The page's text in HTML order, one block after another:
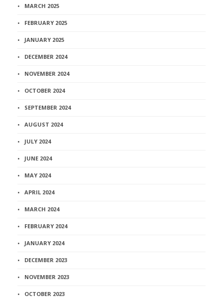
MARCH 2025
FEBRUARY 2025
JANUARY 2025
DECEMBER 2024
NOVEMBER 2024
OCTOBER 2024
SEPTEMBER 2024
AUGUST 2024
JULY 2024
JUNE 2024
MAY 2024
APRIL 2024
MARCH 2024
FEBRUARY 2024
JANUARY 2024
DECEMBER 2023
NOVEMBER 2023
OCTOBER 2023